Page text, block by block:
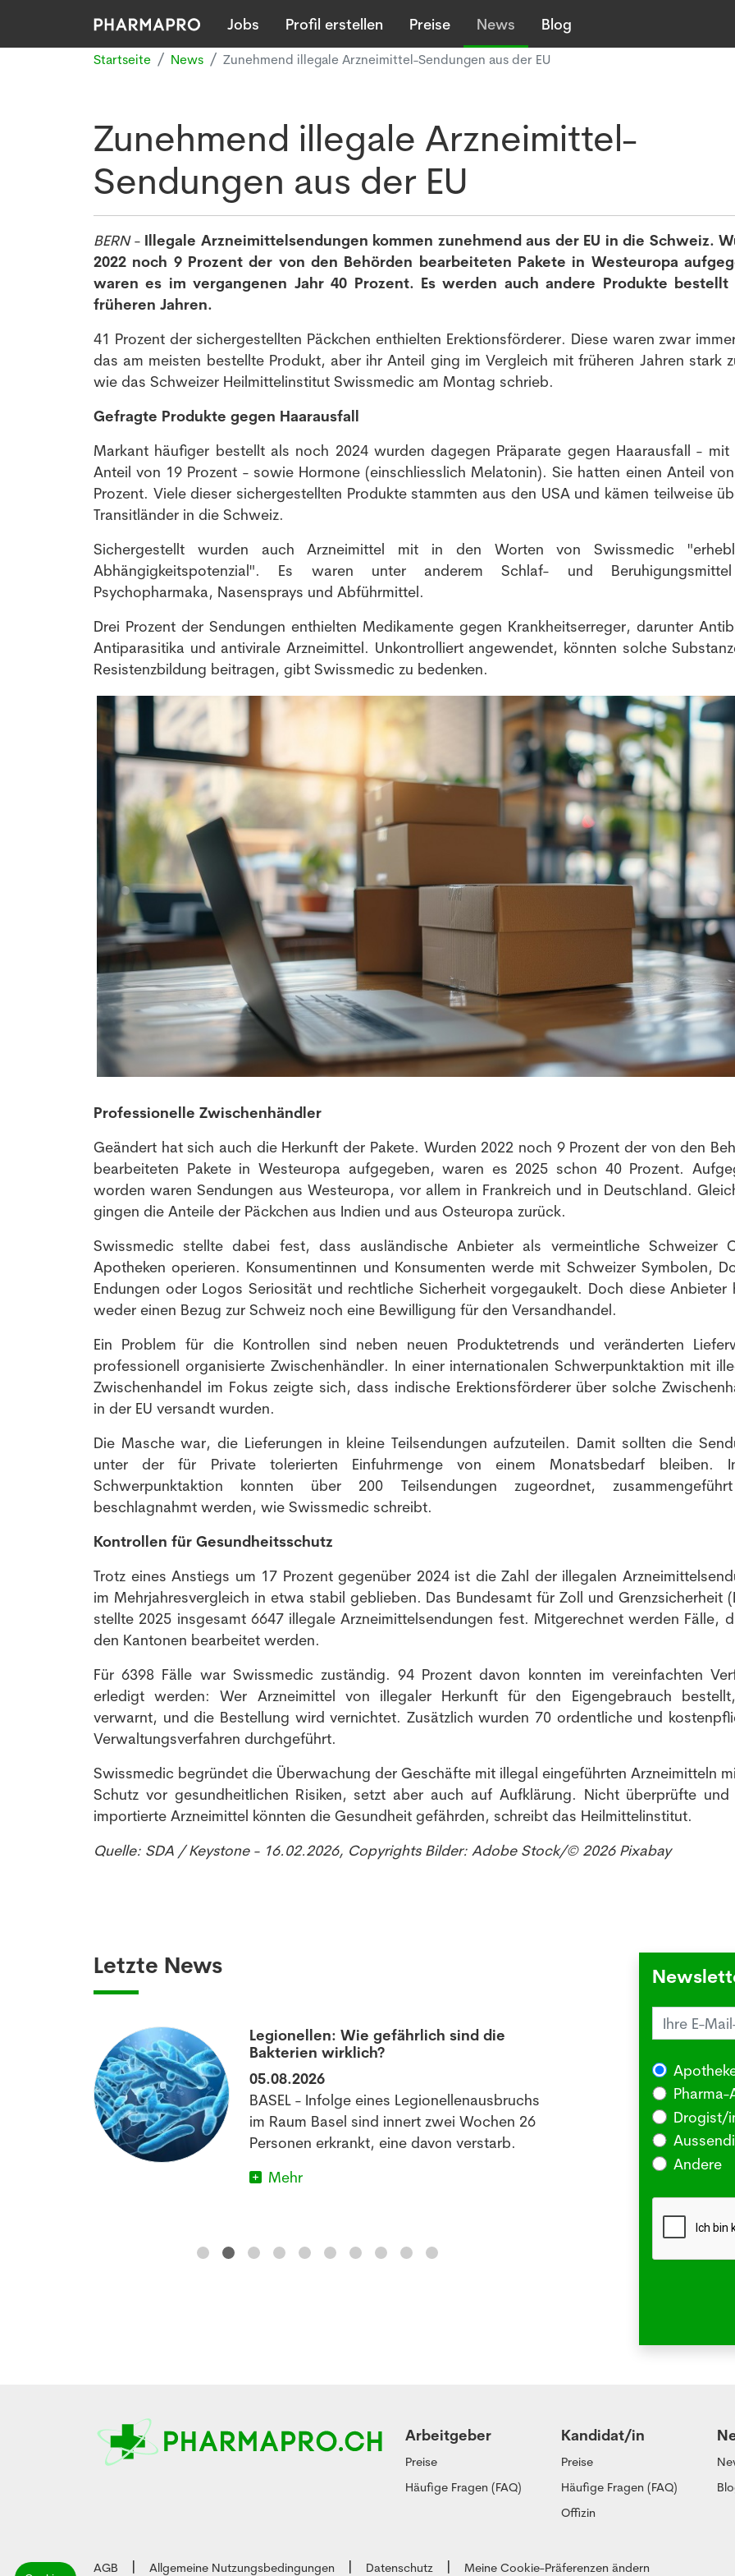
Jobs Profil erstellen Preise News Blog
Startseite News Zunehmend illegale Arzneimittel-Sendungen aus der EU
Zunehmend illegale Arzneimittel-
Sendungen aus der EU
BERN- Illegale Arzneimittelsendungen kommen zunehmend aus der EU in die Schweiz.
2022 noch 9 Prozent der von den Behörden bearbeiteten Pakete in Westeuropa
waren es im vergangenen Jahr 40 Prozent. Es werden auch andere Produkte bestellt
früheren Jahren.
41 Prozent der sichergestellten Päckchen enthielten Erektionsförderer. Diese waren zwar
das am meisten bestellte Produkt, aber ihr Anteil ging im Vergleich mit früheren Jahren stark
wie das Schweizer Heilmittelinstitut Swissmedic am Montag schrieb.
Gefragte Produkte gegen Haarausfall
Markant häufiger bestellt als noch 2024 wurden dagegen Präparate gegen Haarausfall - mit
Anteil von 19 Prozent - sowie Hormone (einschliesslich Melatonin). Sie hatten einen Anteil
Prozent. Viele dieser sichergestellten Produkte stammten aus den USA und kämen teilweise
Transitländer in die Schweiz.
Sichergestellt wurden auch Arzneimittel mit in den Worten von Swissmedic
Abhängigkeitspotenzial". Es waren unter anderem Schlaf- und
Psychopharmaka, Nasensprays und Abführmittel.
Drei Prozent der Sendungen enthielten Medikamente gegen Krankheitserreger, darunter
Antiparasitika und antivirale Arzneimittel. Unkontrolliert angewendet, könnten solche
Resistenzbildung beitragen, gibt Swissmedic zu bedenken.
Professionelle Zwischenhändler
Geändert hat sich auch die Herkunft der Pakete. Wurden 2022 noch 9 Prozent der von den
bearbeiteten Pakete in Westeuropa aufgegeben, waren es 2025 schon 40 Prozent.
worden waren Sendungen aus Westeuropa, vor allem in Frankreich und in Deutschland.
gingen die Anteile der Päckchen aus Indien und aus Osteuropa zurück.
Swissmedic stellte dabei fest, dass ausländische Anbieter als vermeintliche Schweizer
Apotheken operieren. Konsumentinnen und Konsumenten werde mit Schweizer Symbolen,
Endungen oder Logos Seriosität und rechtliche Sicherheit vorgegaukelt. Doch diese Anbieter
weder einen Bezug zur Schweiz noch eine Bewilligung für den Versandhandel.
Ein Problem für die Kontrollen sind neben neuen Produktetrends und veränderten
professionell organisierte Zwischenhändler. In einer internationalen Schwerpunktaktion mit
Zwischenhandel im Fokus zeigte sich, dass indische Erektionsförderer über solche
in der EU versandt wurden.
Die Masche war, die Lieferungen in kleine Teilsendungen aufzuteilen. Damit sollten die
unter der für Private tolerierten Einfuhrmenge von einem Monatsbedarf bleiben.
Schwerpunktaktion konnten über 200 Teilsendungen zugeordnet,
beschlagnahmt werden, wie Swissmedic schreibt.
Kontrollen für Gesundheitsschutz
Trotz eines Anstiegs um 17 Prozent gegenüber 2024 ist die Zahl der illegalen
im Mehrjahresvergleich in etwa stabil geblieben. Das Bundesamt für Zoll und Grenzsicherheit
stellte 2025 insgesamt 6647 illegale Arzneimittelsendungen fest. Mitgerechnet werden Fälle,
den Kantonen bearbeitet werden.
Für 6398 Fälle war Swissmedic zuständig. 94 Prozent davon konnten im vereinfachten
erledigt werden: Wer Arzneimittel von illegaler Herkunft für den Eigengebrauch
verwarnt, und die Bestellung wird vernichtet. Zusätzlich wurden 70 ordentliche und
Verwaltungsverfahren durchgeführt.
Swissmedic begründet die Überwachung der Geschäfte mit illegal eingeführten Arzneimitteln
Schutz vor gesundheitlichen Risiken, setzt aber auch auf Aufklärung. Nicht überprüfte und
importierte Arzneimittel könnten die Gesundheit gefährden, schreibt das Heilmittelinstitut.
Quelle: SDA / Keystone - 16.02.2026, Copyrights Bilder: Adobe Stock/© 2026 Pixabay
Letzte News
Legionellen: Wie gefährlich sind die
Bakterien wirklich?
05.08.2026
BASEL - Infolge eines Legionellenausbruchs
im Raum Basel sind innert zwei Wochen 26
Personen erkrankt, eine davon verstarb.
Mehr
oder
Drogist/
Andere
Arbeitgeber
Preise
Häufige Fragen (FAQ)
Kandidat/in
Preise
Häufige Fragen (FAQ)
Offizin
AGB Allgemeine Nutzungsbedingungen Datenschutz Meine Cookie-Präferenzen ändern
NEWSLETTER
Anmeldung Newsletter
Melde dich kostenlos für unseren Newsletter an und
erhalte einmal pro Woche die neusten Stellenangebote